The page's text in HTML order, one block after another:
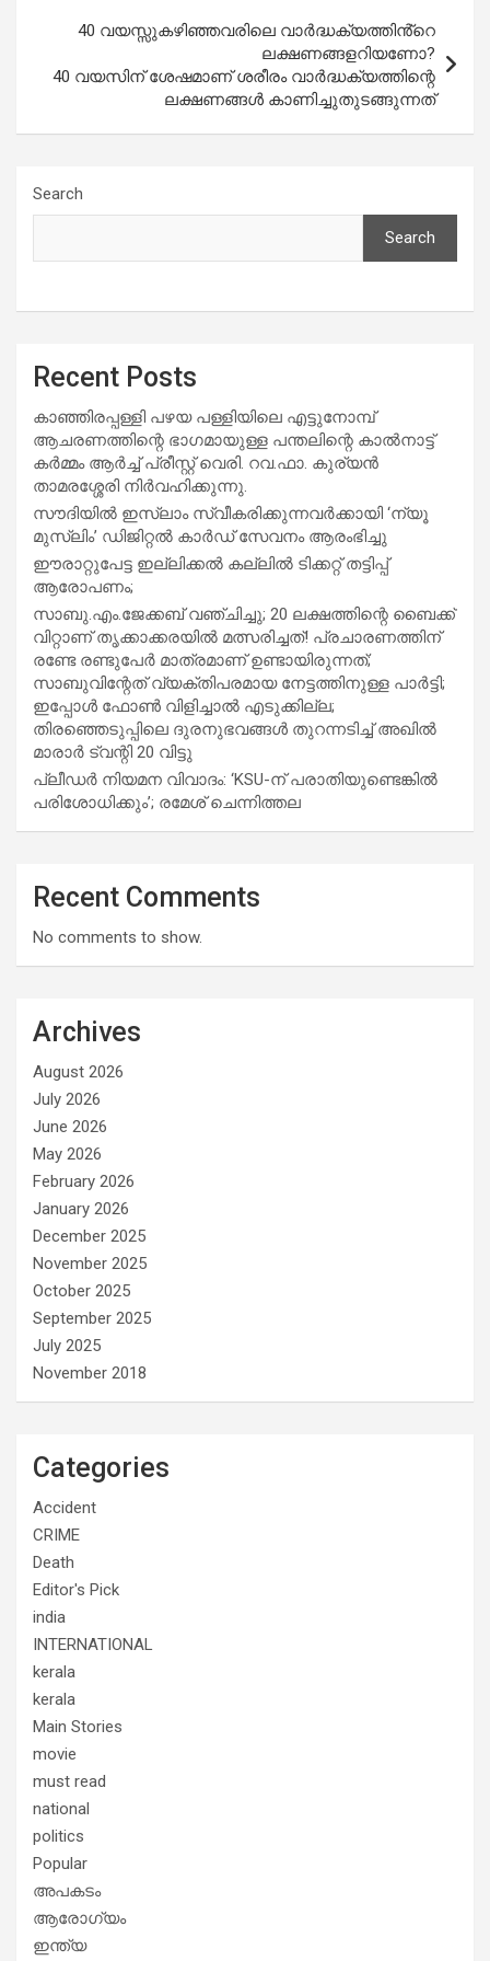
40 വയസ്സുകഴിഞ്ഞവരിലെ വാര്‍ദ്ധക്യത്തിൻ്റെ
ലക്ഷണങ്ങളറിയണോ?
40 വയസിന് ശേഷമാണ് ശരീരം വാര്‍ദ്ധക്യത്തിന്റെ
ലക്ഷണങ്ങള്‍ കാണിച്ചുതുടങ്ങുന്നത്
Search
Search
Recent Posts
കാഞ്ഞിരപ്പള്ളി പഴയ പള്ളിയിലെ എട്ടുനോമ്പ്
ആചരണത്തിന്റെ ഭാഗമായുള്ള പന്തലിന്റെ കാൽനാട്ട്
കർമ്മം ആർച്ച് പ്രീസ്റ്റ് വെരി. റവ.ഫാ. കുര്യൻ
താമരശ്ശേരി നിർവഹിക്കുന്നു.
സൗദിയില്‍ ഇസ്‌ലാം സ്വീകരിക്കുന്നവര്‍ക്കായി ‘ന്യൂ
മുസ്ലിം’ ഡിജിറ്റല്‍ കാര്‍ഡ് സേവനം ആരംഭിച്ചു
ഈരാറ്റുപേട്ട ഇല്ലിക്കൽ കല്ലിൽ ടിക്കറ്റ് തട്ടിപ്പ്
ആരോപണം;
സാബു.എം.ജേക്കബ് വഞ്ചിച്ചു; 20 ലക്ഷത്തിന്റെ ബൈക്ക്
വിറ്റാണ് തൃക്കാക്കരയില്‍ മത്സരിച്ചത്! പ്രചാരണത്തിന്
രണ്ടേ രണ്ടുപേര്‍ മാത്രമാണ് ഉണ്ടായിരുന്നത്;
സാബുവിന്റേത് വ്യക്തിപരമായ നേട്ടത്തിനുള്ള പാര്‍ട്ടി;
ഇപ്പോള്‍ ഫോണ്‍ വിളിച്ചാല്‍ എടുക്കില്ല;
തിരഞ്ഞെടുപ്പിലെ ദുരനുഭവങ്ങള്‍ തുറന്നടിച്ച് അഖില്‍
മാരാര്‍ ട്വന്റി 20 വിട്ടു
പ്ലീഡർ നിയമന വിവാദം: ‘KSU-ന് പരാതിയുണ്ടെങ്കിൽ
പരിശോധിക്കും’; രമേശ് ചെന്നിത്തല
Recent Comments
No comments to show.
Archives
August 2026
July 2026
June 2026
May 2026
February 2026
January 2026
December 2025
November 2025
October 2025
September 2025
July 2025
November 2018
Categories
Accident
CRIME
Death
Editor's Pick
india
INTERNATIONAL
kerala
kerala
Main Stories
movie
must read
national
politics
Popular
അപകടം
ആരോഗ്യം
ഇന്ത്യ